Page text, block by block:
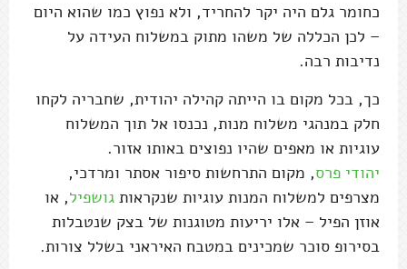
כחומר גלם היה יקר להחריד, ולא נפוץ כמו שהוא היום
– לכן הכללה של משהו מתוק במשלוח העידה על
נדיבות רבה.
כך, בכל מקום בו הייתה קהילה יהודית, שחבריה לקחו
חלק במנהגי משלוח מנות, נכנסו אל תוך המשלוח
עוגיות או מאפים שהיו נפוצים באותו אזור.
יהודי פרס, מקום התרחשות סיפור אסתר ומרדכי,
מצרפים למשלוח המנות עוגיות שנקראות גושפיל, או
אוזן הפיל – אלו יריעות מטוגנות של בצק שנטבלות
בסירופ סוכר שמכינים במטבח האיראני בשלל צורות.